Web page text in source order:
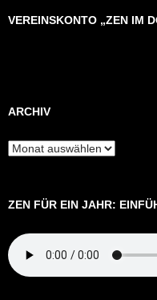
VEREINSKONTO „ZEN IM
ARCHIV
Archiv
ZEN FÜR EIN JAHR: